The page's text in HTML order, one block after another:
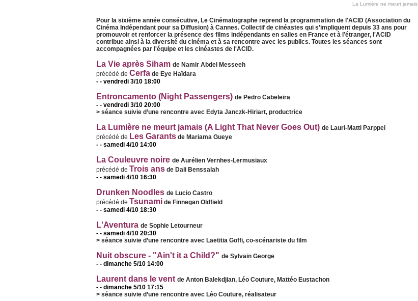
La Lumière ne meurt jamais
Pour la sixième année consécutive, Le Cinématographe reprend la programmation de l'ACID (Association du
Cinéma Indépendant pour sa Diffusion) à Cannes. Collectif de cinéastes qui s’impliquent depuis 33 ans pour
promouvoir et renforcer la présence des films indépendants en salles en France et à l’étranger, l'ACID
contribue ainsi à la diversité du cinéma et à sa rencontre avec les publics. Toutes les séances sont
accompagnées par l'équipe et les cinéastes de l'ACID.
La Vie après Siham de Namir Abdel Messeeh
précédé de Cerfa de Eye Haïdara
- - vendredi 3/10 18:00
Entroncamento (Night Passengers) de Pedro Cabeleira
- - vendredi 3/10 20:00
> séance suivie d’une rencontre avec Edyta Janczk-Hiriart, productrice
La Lumière ne meurt jamais (A Light That Never Goes Out) de Lauri-Matti Parppei
précédé de Les Garants de Mariama Gueye
- - samedi 4/10 14:00
La Couleuvre noire de Aurélien Vernhes-Lermusiaux
précédé de Trois ans de Dali Benssalah
- - samedi 4/10 16:30
Drunken Noodles de Lucio Castro
précédé de Tsunami de Finnegan Oldfield
- - samedi 4/10 18:30
L'Aventura de Sophie Letourneur
- - samedi 4/10 20:30
> séance suivie d’une rencontre avec Laetitia Goffi, co-scénariste du film
Nuit obscure - "Ain't it a Child?" de Sylvain George
- - dimanche 5/10 14:00
Laurent dans le vent de Anton Balekdjian, Léo Couture, Mattéo Eustachon
- - dimanche 5/10 17:15
> séance suivie d’une rencontre avec Léo Couture, réalisateur